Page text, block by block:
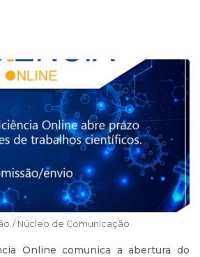
Núcleo de Comunicação
Online comunica a abertura do